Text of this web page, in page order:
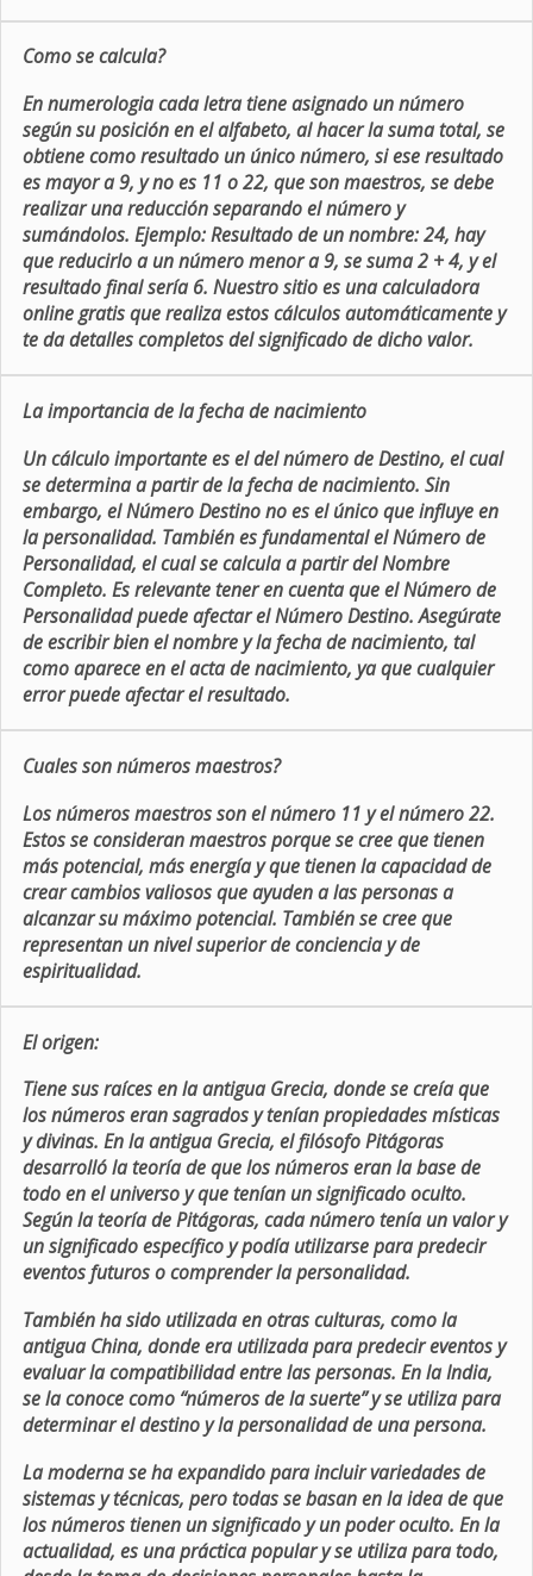
Como se calcula?
En numerologia cada letra tiene asignado un número
según su posición en el alfabeto, al hacer la suma total, se
obtiene como resultado un único número, si ese resultado
es mayor a 9, y no es 11 o 22, que son maestros, se debe
realizar una reducción separando el número y
sumándolos. Ejemplo: Resultado de un nombre: 24, hay
que reducirlo a un número menor a 9, se suma 2 + 4, y el
resultado final sería 6. Nuestro sitio es una calculadora
online gratis que realiza estos cálculos automáticamente y
te da detalles completos del significado de dicho valor.
La importancia de la fecha de nacimiento
Un cálculo importante es el del número de Destino, el cual
se determina a partir de la fecha de nacimiento. Sin
embargo, el Número Destino no es el único que influye en
la personalidad. También es fundamental el Número de
Personalidad, el cual se calcula a partir del Nombre
Completo. Es relevante tener en cuenta que el Número de
Personalidad puede afectar el Número Destino. Asegúrate
de escribir bien el nombre y la fecha de nacimiento, tal
como aparece en el acta de nacimiento, ya que cualquier
error puede afectar el resultado.
Cuales son números maestros?
Los números maestros son el número 11 y el número 22.
Estos se consideran maestros porque se cree que tienen
más potencial, más energía y que tienen la capacidad de
crear cambios valiosos que ayuden a las personas a
alcanzar su máximo potencial. También se cree que
representan un nivel superior de conciencia y de
espiritualidad.
El origen:
Tiene sus raíces en la antigua Grecia, donde se creía que
los números eran sagrados y tenían propiedades místicas
y divinas. En la antigua Grecia, el filósofo Pitágoras
desarrolló la teoría de que los números eran la base de
todo en el universo y que tenían un significado oculto.
Según la teoría de Pitágoras, cada número tenía un valor y
un significado específico y podía utilizarse para predecir
eventos futuros o comprender la personalidad.
También ha sido utilizada en otras culturas, como la
antigua China, donde era utilizada para predecir eventos y
evaluar la compatibilidad entre las personas. En la India,
se la conoce como “números de la suerte” y se utiliza para
determinar el destino y la personalidad de una persona.
La moderna se ha expandido para incluir variedades de
sistemas y técnicas, pero todas se basan en la idea de que
los números tienen un significado y un poder oculto. En la
actualidad, es una práctica popular y se utiliza para todo,